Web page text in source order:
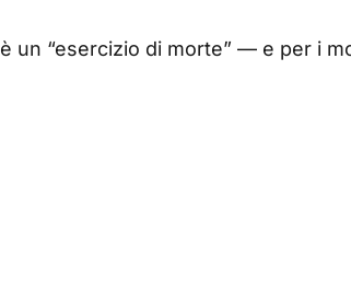
un “esercizio di morte” — e per i